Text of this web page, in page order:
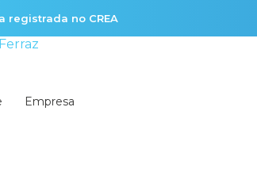
registrada no CREA
Empresa